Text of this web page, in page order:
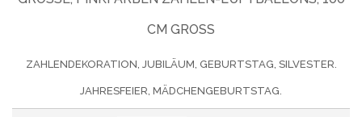
M GROSS
ZAHLENDEKORATION, JUBILÄUM, GEBURTSTAG, SILVESTER.
JAHRESFEIER, MÄDCHENGEBURTSTAG.